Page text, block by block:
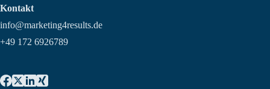
Kontakt
info@marketing4results.de
+49 172 6926789